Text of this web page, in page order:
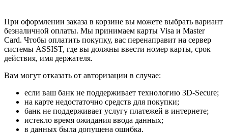
При оформлении заказа в корзине вы можете выбрать вариант
безналичной оплаты. Мы принимаем карты Visa и Master
Card. Чтобы оплатить покупку, вас перенаправит на сервер
системы ASSIST, где вы должны ввести номер карты, срок
действия, имя держателя.
Вам могут отказать от авторизации в случае:
если ваш банк не поддерживает технологию 3D-Secure;
на карте недостаточно средств для покупки;
банк не поддерживает услугу платежей в интернете;
истекло время ожидания ввода данных;
в данных была допущена ошибка.